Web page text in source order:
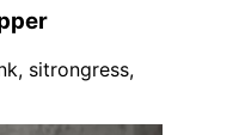
sitrongress,